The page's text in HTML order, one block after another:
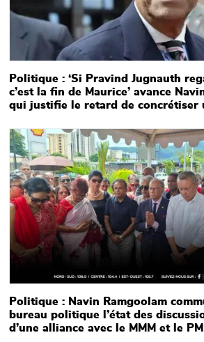
Politique : ‘Si Pravind Jugnauth
c’est la fin de Maurice’ avance
qui justifie le retard de concrétiser
Main picture
Politique : Navin Ramgoolam
bureau politique l’état des
d’une alliance avec le MMM et le